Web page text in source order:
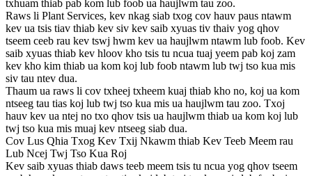
txhuam thiab pab kom lub foob ua haujlwm tau zoo.
Raws li Plant Services, kev nkag siab txog cov hauv paus ntawm
kev ua tsis tiav thiab kev siv kev saib xyuas tiv thaiv yog qhov
tseem ceeb rau kev tswj hwm kev ua haujlwm ntawm lub foob. Kev
saib xyuas thiab kev hloov kho tsis tu ncua tuaj yeem pab koj zam
kev kho kim thiab ua kom koj lub foob ntawm lub twj tso kua mis
siv tau ntev dua.
Thaum ua raws li cov txheej txheem kuaj thiab kho no, koj ua kom
ntseeg tau tias koj lub twj tso kua mis ua haujlwm tau zoo. Txoj
hauv kev ua ntej no txo ​​qhov tsis ua haujlwm thiab ua kom koj lub
twj tso kua mis muaj kev ntseeg siab dua.
Cov Lus Qhia Txog Kev Txij Nkawm thiab Kev Teeb Meem rau
Lub Ncej Twj Tso Kua Roj
Kev saib xyuas thiab daws teeb meem tsis tu ncua yog qhov tseem